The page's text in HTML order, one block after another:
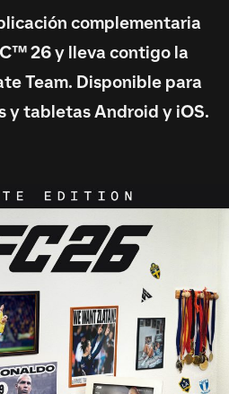
complementaria
26 y lleva contigo la
Team. Disponible para
y tabletas Android y iOS.